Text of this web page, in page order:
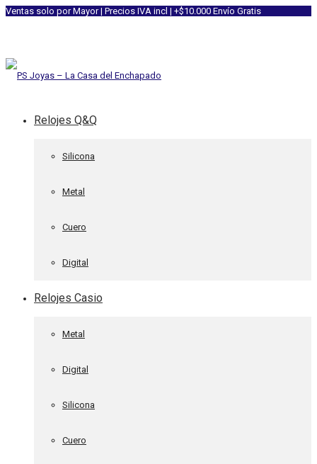
Ventas solo por Mayor | Precios IVA incl | +$10.000 Envío Gratis
Relojes Q&Q
Silicona
Metal
Cuero
Digital
Relojes Casio
Metal
Digital
Silicona
Cuero